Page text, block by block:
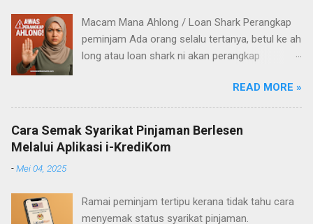
Macam Mana Ahlong / Loan Shark Perangkap
peminjam Ada orang selalu tertanya, betul ke ah
long atau loan shark ni akan perangkap
aniaya orang yang pinjam? Untuk jawab
persoalan tu, saya cuba baca pengalaman
ramai orang di media sosial – dan akhirnya
saya sendiri buat satu “experiment” kecil.
bajet khas yang memang saya sediakan,
READ MORE »
Cara Semak Syarikat Pinjaman Berlesen
Melalui Aplikasi i-KrediKom
-Mei 04, 2025
Ramai peminjam tertipu kerana tidak tahu cara
menyemak status syarikat pinjaman.